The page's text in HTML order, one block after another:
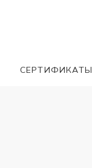
СЕРТИФИКАТЫ